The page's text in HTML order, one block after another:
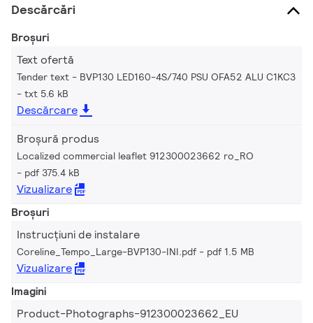
Descărcări
Broșuri
Text ofertă
Tender text - BVP130 LED160-4S/740 PSU OFA52 ALU C1KC3
txt 5.6 kB
Descărcare
Broșură produs
Localized commercial leaflet 912300023662 ro_RO
pdf 375.4 kB
Vizualizare
Broșuri
Instrucțiuni de instalare
Coreline_Tempo_Large-BVP130-INI.pdf pdf 1.5 MB
Vizualizare
Imagini
Product-Photographs-912300023662_EU